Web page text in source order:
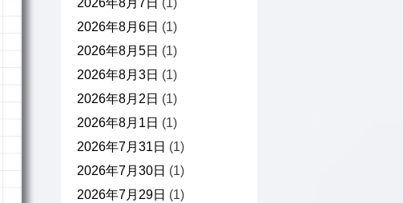
2026年8月7日 (1)
2026年8月6日 (1)
2026年8月5日 (1)
2026年8月3日 (1)
2026年8月2日 (1)
2026年8月1日 (1)
2026年7月31日 (1)
2026年7月30日 (1)
2026年7月29日 (1)